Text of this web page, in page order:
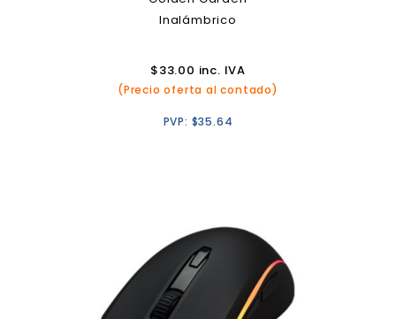
Inalámbrico
$33.00 inc. IVA
(Precio oferta al contado)
PVP: $35.64